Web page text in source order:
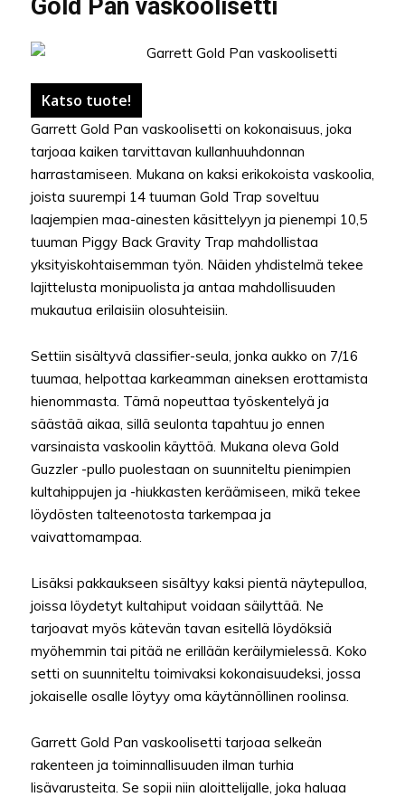
Gold Pan vaskoolisetti
Katso tuote!
Garrett Gold Pan vaskoolisetti on kokonaisuus, joka
tarjoaa kaiken tarvittavan kullanhuuhdonnan
harrastamiseen. Mukana on kaksi erikokoista vaskoolia,
joista suurempi 14 tuuman Gold Trap soveltuu
laajempien maa-ainesten käsittelyyn ja pienempi 10,5
tuuman Piggy Back Gravity Trap mahdollistaa
yksityiskohtaisemman työn. Näiden yhdistelmä tekee
lajittelusta monipuolista ja antaa mahdollisuuden
mukautua erilaisiin olosuhteisiin.
Settiin sisältyvä classifier-seula, jonka aukko on 7/16
tuumaa, helpottaa karkeamman aineksen erottamista
hienommasta. Tämä nopeuttaa työskentelyä ja
säästää aikaa, sillä seulonta tapahtuu jo ennen
varsinaista vaskoolin käyttöä. Mukana oleva Gold
Guzzler -pullo puolestaan on suunniteltu pienimpien
kultahippujen ja -hiukkasten keräämiseen, mikä tekee
löydösten talteenotosta tarkempaa ja
vaivattomampaa.
Lisäksi pakkaukseen sisältyy kaksi pientä näytepulloa,
joissa löydetyt kultahiput voidaan säilyttää. Ne
tarjoavat myös kätevän tavan esitellä löydöksiä
myöhemmin tai pitää ne erillään keräilymielessä. Koko
setti on suunniteltu toimivaksi kokonaisuudeksi, jossa
jokaiselle osalle löytyy oma käytännöllinen roolinsa.
Garrett Gold Pan vaskoolisetti tarjoaa selkeän
rakenteen ja toiminnallisuuden ilman turhia
lisävarusteita. Se sopii niin aloittelijalle, joka haluaa